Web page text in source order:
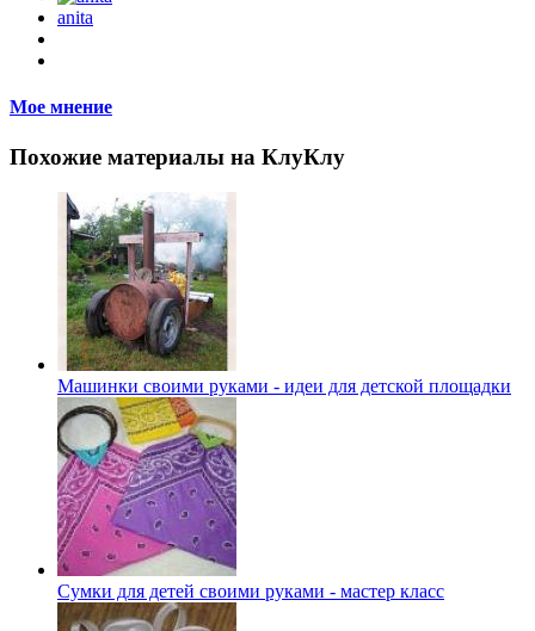
anita
Мое мнение
Похожие материалы на КлуКлу
Машинки своими руками - идеи для детской площадки
Сумки для детей своими руками - мастер класс